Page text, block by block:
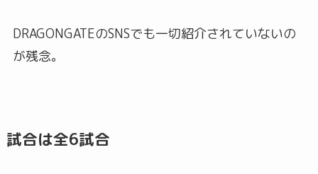
DRAGONGATEのSNSでも一切紹介されていないの
が残念。
試合は全6試合